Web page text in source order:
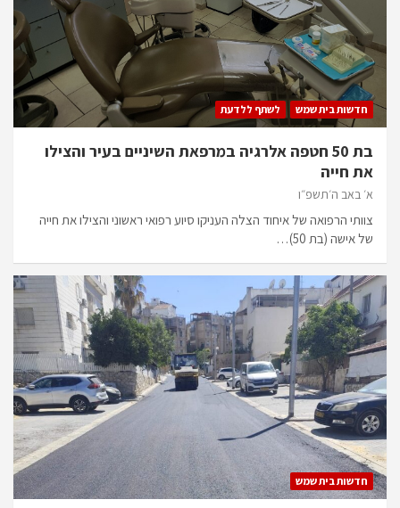
חדשות בית שמש לשתף ללדעת
בת 50 חטפה אלרגיה במרפאת השיניים בעיר והצילו
את חייה
א׳ באב ה׳תשפ״ו
צוותי הרפואה של איחוד הצלה העניקו סיוע רפואי ראשוני והצילו את חייה
של אישה (בת 50)…
חדשות בית שמש